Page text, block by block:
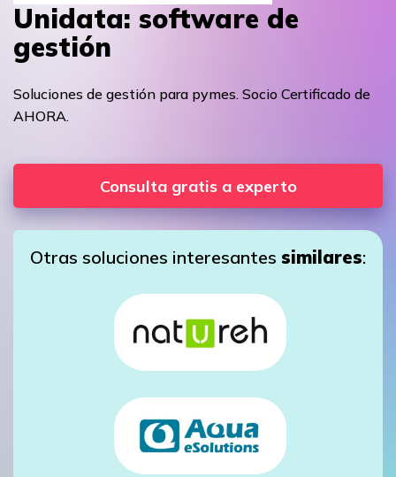
Unidata: software de
gestión
Soluciones de gestión para pymes. Socio Certificado de
AHORA.
Consulta gratis a experto
Otras soluciones interesantes similares: